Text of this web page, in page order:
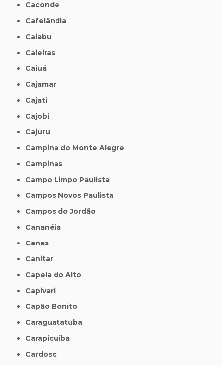
Caconde
Cafelândia
Caiabu
Caieiras
Caiuá
Cajamar
Cajati
Cajobi
Cajuru
Campina do Monte Alegre
Campinas
Campo Limpo Paulista
Campos Novos Paulista
Campos do Jordão
Cananéia
Canas
Canitar
Capela do Alto
Capivari
Capão Bonito
Caraguatatuba
Carapicuíba
Cardoso